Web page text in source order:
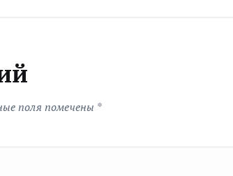
поля помечены *